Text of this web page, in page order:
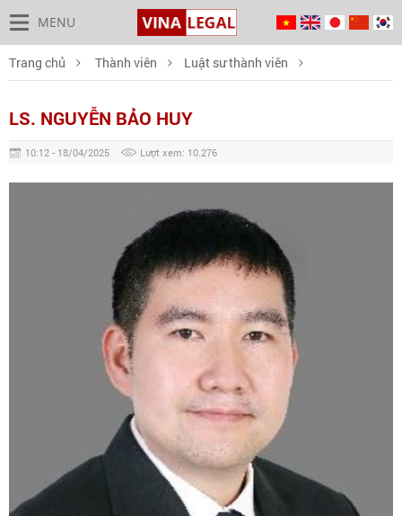
MENU
Trang chủ Thành viên Luật sư thành viên
LS. NGUYỄN BẢO HUY
10:12 - 18/04/2025 Lượt xem: 10.276